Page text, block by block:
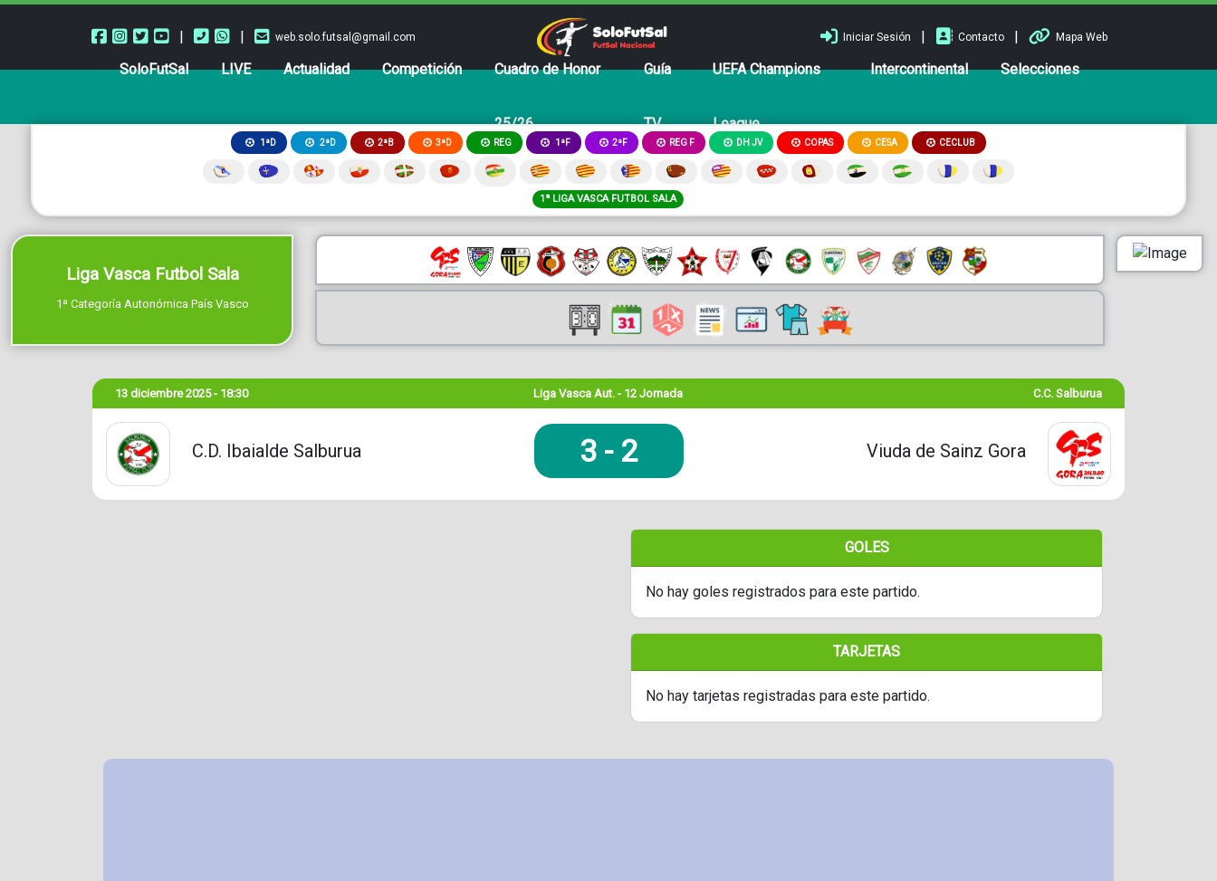
| | web.solo.futsal@gmail.com Iniciar Sesión | Contacto | Mapa Web
SoloFutSal LIVE Actualidad Competición Cuadro de Honor
25/26
Guía
TV
UEFA Champions
League
Intercontinental Selecciones
1ªD 2ªD 2ªB 3ªD REG 1ªF 2ªF REG F DH JV COPAS CESA CECLUB
1ª LIGA VASCA FUTBOL SALA
Liga Vasca Futbol Sala
1ª Categoría Autonómica País Vasco
13 diciembre 2025 - 18:30 Liga Vasca Aut. - 12 Jornada C.C. Salburua
C.D. Ibaialde Salburua 3 - 2 Viuda de Sainz Gora
GOLES
No hay goles registrados para este partido.
TARJETAS
No hay tarjetas registradas para este partido.